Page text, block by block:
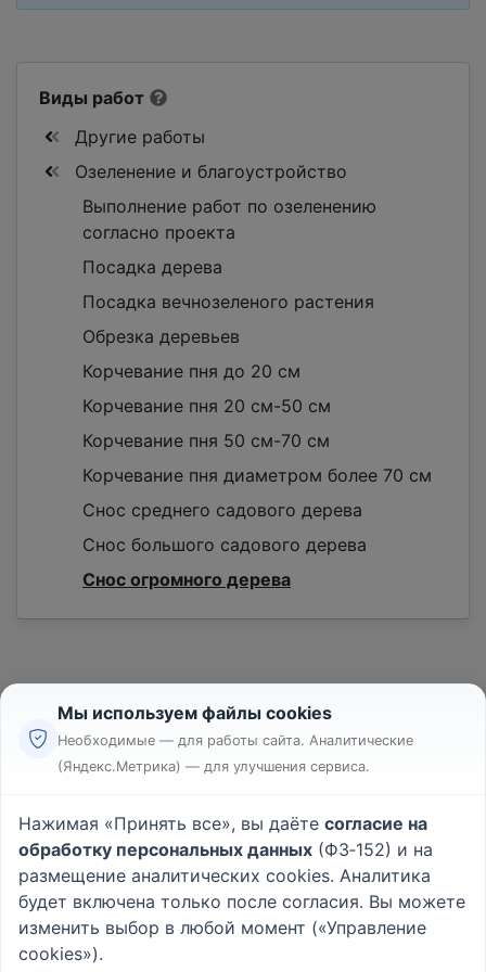
Виды работ
Другие работы
Озеленение и благоустройство
Выполнение работ по озеленению
согласно проекта
Посадка дерева
Посадка вечнозеленого растения
Обрезка деревьев
Корчевание пня до 20 см
Корчевание пня 20 см-50 см
Корчевание пня 50 см-70 см
Корчевание пня диаметром более 70 см
Снос среднего садового дерева
Снос большого садового дерева
Снос огромного дерева
Реклама
Пользовательское соглашение
Политика конфиденциальности
Вопрос - Ответ|О проекте
Мы используем файлы cookies
Необходимые — для работы сайта. Аналитические
(Яндекс.Метрика) — для улучшения сервиса.
Нажимая «Принять все», вы даёте согласие на
обработку персональных данных (ФЗ‑152) и на
размещение аналитических cookies. Аналитика
будет включена только после согласия. Вы можете
изменить выбор в любой момент («Управление
cookies»).